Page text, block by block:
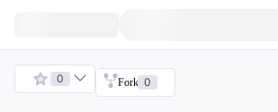
0 Fork 0